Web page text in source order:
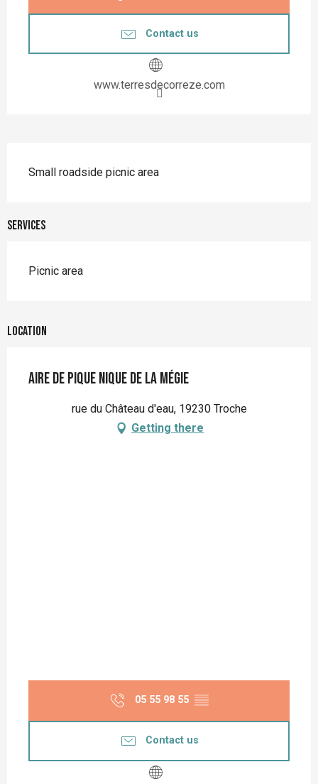
Contact us
www.terresdecorreze.com
Small roadside picnic area
Services
Picnic area
Location
Aire de pique nique de la Mégie
rue du Château d'eau, 19230 Troche
Getting there
05 55 98 55 ▒▒
Contact us